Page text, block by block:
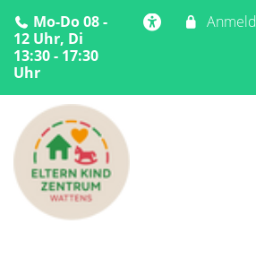
Mo-Do 08 -
12 Uhr, Di
13:30 - 17:30
Uhr